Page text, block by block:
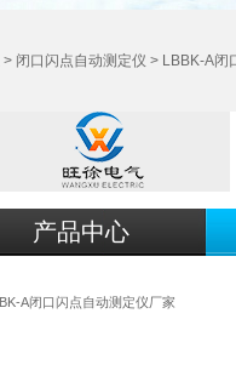
> 闭口闪点自动测定仪 > LBBK-A闭
产品中心